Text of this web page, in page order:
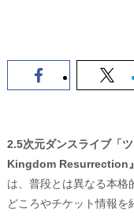
2.5次元ダンスライブ「
Kingdom Resurrection』
は、普段とは異なる本格
どころやチケット情報